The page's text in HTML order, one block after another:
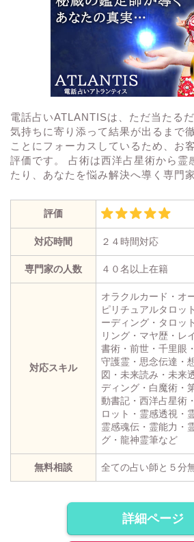
電話占いATLANTISは、ただ当たる
気持ちに寄り添って結果が出るまで
ことにフォーカスしているため、お
評価です。 占術は西洋占星術から霊
たり、あなたを悩み解決へ導く専門
評価
対応時間 ２４時間対応
専門家の人数 ４０名以上在籍
対応スキル
オラクルカード・オ
ピリチュアルタロッ
ーディング・タロッ
リング・マヤ歴・レ
書術・前世・千里眼
守護霊・思念伝達・
図・未来読み・未来
ディング・白魔術・
動書記・西洋占星術
ロット・霊感透視・
霊感魂伝・霊能力・
グ・龍神霊筆など
無料相談 全ての占い師と５分
詳細ページ